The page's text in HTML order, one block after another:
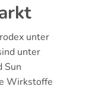
unter
unter
Sun
Wirkstoffe